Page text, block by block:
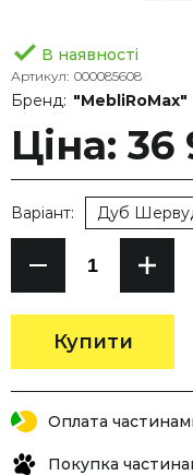
В наявності
Артикул: 000085608
Бренд: "MebliRoMax"
Ціна: 36
Купити
Варіант: Дуб
Оплата
Покупка